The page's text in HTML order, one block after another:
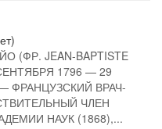
(ФР. JEAN-BAPTISTE
1796 — 29
ФРАНЦУЗСКИЙ ВРАЧ-
ЧЛЕН
НАУК (1868),...